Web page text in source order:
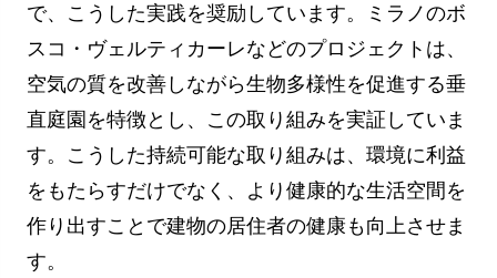
で、こうした実践を奨励しています。ミラノのボ
スコ・ヴェルティカーレなどのプロジェクトは、
空気の質を改善しながら生物多様性を促進する垂
直庭園を特徴とし、この取り組みを実証していま
す。こうした持続可能な取り組みは、環境に利益
をもたらすだけでなく、より健康的な生活空間を
作り出すことで建物の居住者の健康も向上させま
す。